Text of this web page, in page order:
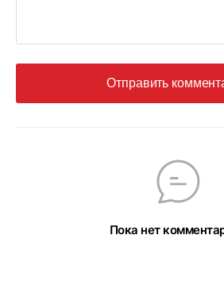
Отправить
Пока нет